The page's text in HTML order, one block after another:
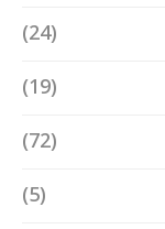
(24)
(19)
(72)
(5)